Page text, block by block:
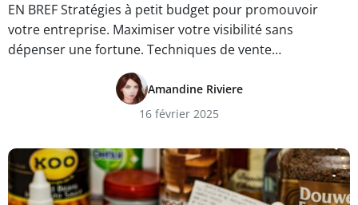
EN BREF Stratégies à petit budget pour promouvoir
votre entreprise. Maximiser votre visibilité sans
dépenser une fortune. Techniques de vente…
Amandine Riviere
16 février 2025